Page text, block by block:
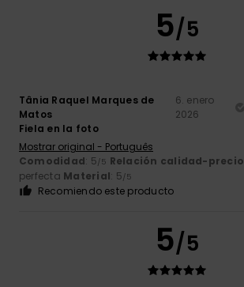
5/5
Tânia Raquel Marques de
Matos
6. enero
2026
Fiela en la foto
Mostrar original - Português
Comodidad: 5/5 Relación calidad-precio
perfecta Material: 5/5
Recomiendo este producto
5/5